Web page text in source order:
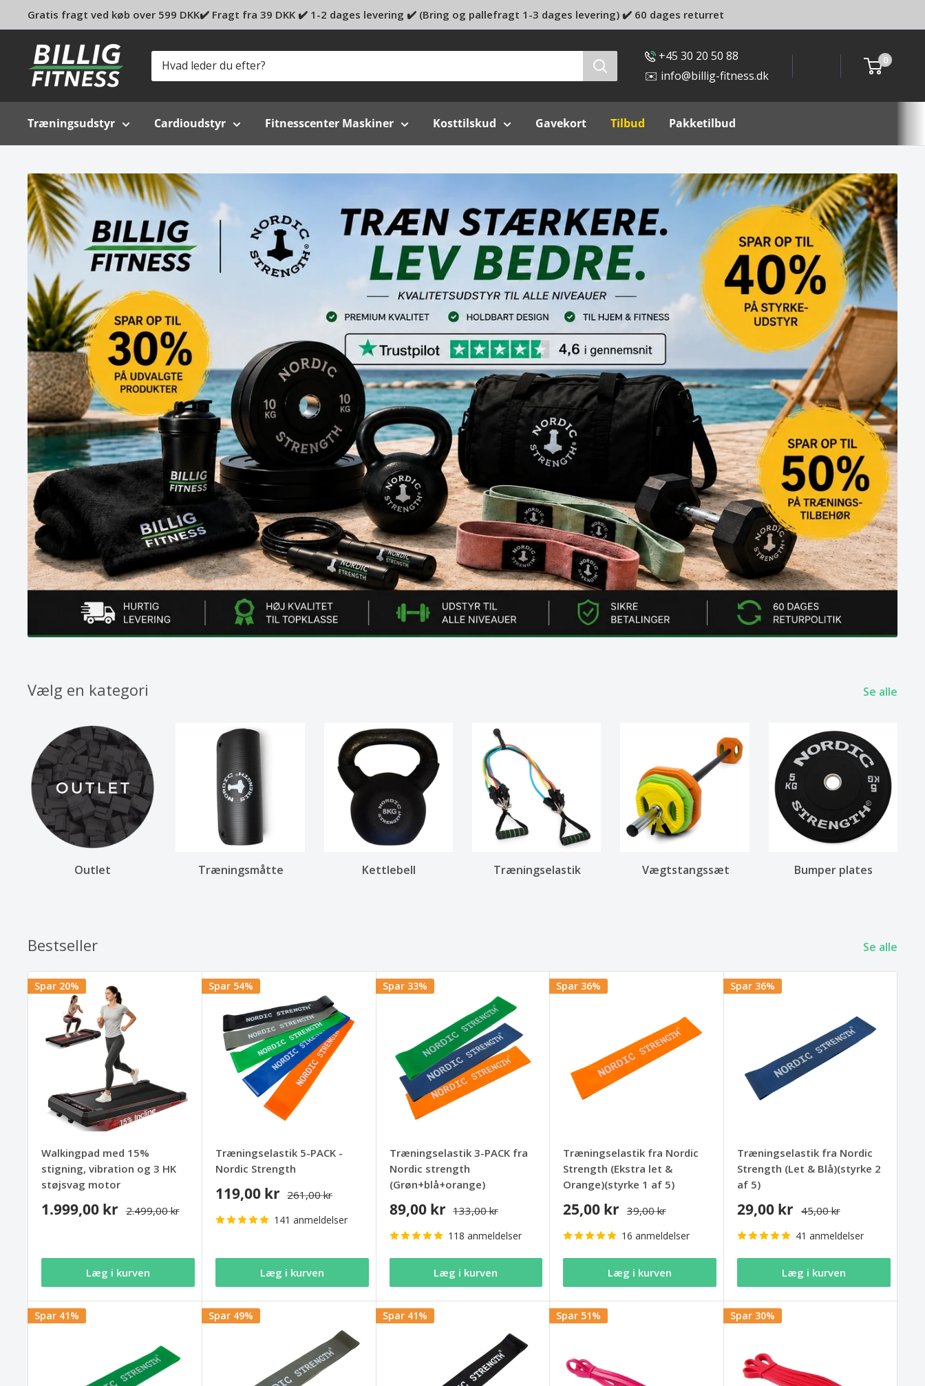
Gratis fragt ved køb over 599 DKK✔️ Fragt fra 39 DKK ✔️ 1-2 dages levering ✔️ (Bring og pallefragt 1-3 dages levering) ✔️ 60 dages returret
Billig-
fitness.dk
+45 30 20 50 88
✉️ info@billig-fitness.dk
0
Træningsudstyr Cardioudstyr Fitnesscenter Maskiner Kosttilskud Gavekort Tilbud Pakketilbud
Vælg en kategori Se alle
Outlet Træningsmåtte Kettlebell Træningselastik Vægtstangssæt Bumper plates
Bestseller Se alle
Spar 20%
Walkingpad med 15%
stigning, vibration og 3 HK
støjsvag motor
1.999,00 kr 2.499,00 kr
Læg i kurven
Spar 54%
Træningselastik 5-PACK -
Nordic Strength
119,00 kr 261,00 kr
141 anmeldelser
Læg i kurven
Spar 33%
Træningselastik 3-PACK fra
Nordic strength
(Grøn+blå+orange)
89,00 kr 133,00 kr
118 anmeldelser
Læg i kurven
Spar 36%
Træningselastik fra Nordic
Strength (Ekstra let &
Orange)(styrke 1 af 5)
25,00 kr 39,00 kr
16 anmeldelser
Læg i kurven
Spar 36%
Træningselastik fra Nordic
Strength (Let & Blå)(styrke 2
af 5)
29,00 kr 45,00 kr
41 anmeldelser
Læg i kurven
Spar 41% Spar 49% Spar 41% Spar 51% Spar 30%